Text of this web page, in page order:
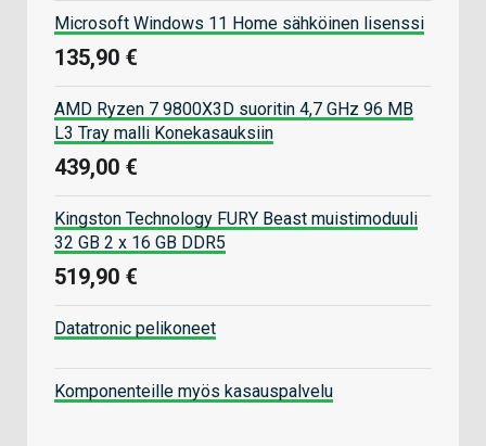
Microsoft Windows 11 Home sähköinen lisenssi
135,90 €
AMD Ryzen 7 9800X3D suoritin 4,7 GHz 96 MB
L3 Tray malli Konekasauksiin
439,00 €
Kingston Technology FURY Beast muistimoduuli
32 GB 2 x 16 GB DDR5
519,90 €
Datatronic pelikoneet
Komponenteille myös kasauspalvelu